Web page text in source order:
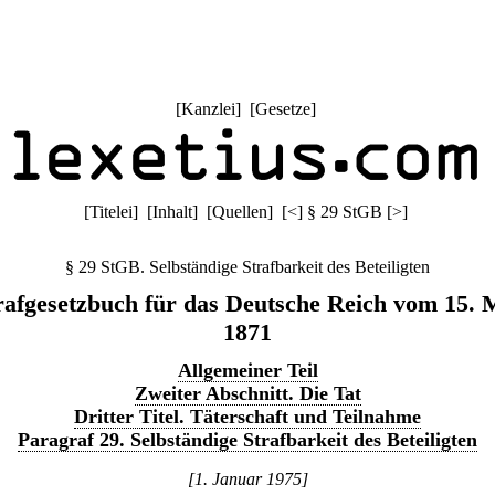
[Kanzlei] [Gesetze]
[Titelei] [Inhalt] [Quellen] [<] § 29 StGB [>]
§ 29 StGB. Selbständige Strafbarkeit des Beteiligten
für das Deutsche Reich vom 15.
1871
Allgemeiner Teil
Zweiter Abschnitt. Die Tat
Dritter Titel. Täterschaft und Teilnahme
Paragraf 29. Selbständige Strafbarkeit des Beteiligten
[1. Januar 1975]